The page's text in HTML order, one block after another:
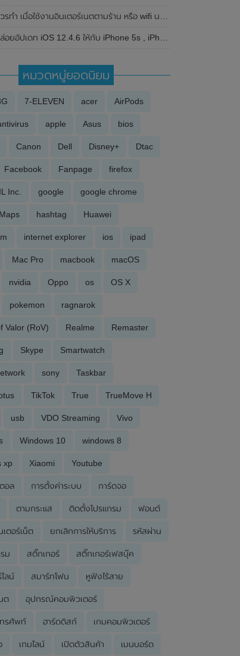
ทำ เมื่อใช้งานอินเตอร์เนตตามร้าน หรือ wifi นอกบ้าน
ปเดท iOS 12.4.6 ให้กับ iPhone 5s , iPhone 6 และ iPad รุ่นเก่า
หมวดหมู่ยอดนิยม
7-ELEVEN acer AirPods
apple Asus bios
Canon Dell Disney+ Dtac
Facebook Fanpage firefox
Inc. google google chrome
hashtag Huawei
internet explorer ios ipad
Mac Pro macbook macOS
nvidia Oppo os OS X
pokemon ragnarok
Valor (RoV) Realme Remaster
Skype Smartwatch
sony Taskbar
TikTok True TrueMove H
usb VDO Streaming Vivo
Windows 10 windows 8
xp Xiaomi Youtube
อล การตั้งค่าระบบ การ์ดจอ
ตามกระแส ติดตั้งโปรแกรม ฟอนต์
ตอร์เน็ต ยกเลิกการให้บริการ รหัสผ่าน
ม สติ๊กเกอร์ สติ๊กเกอร์เฟสบุ๊ค
ลน์ สมาร์ทโฟน หูฟังไร้สาย
ต อุปกรณ์คอมพิวเตอร์
รศัพท์ ฮาร์ดดิสก์ เกมคอมพิวเตอร์
เกมไลน์ เปิดตัวสินค้า เมนบอร์ด